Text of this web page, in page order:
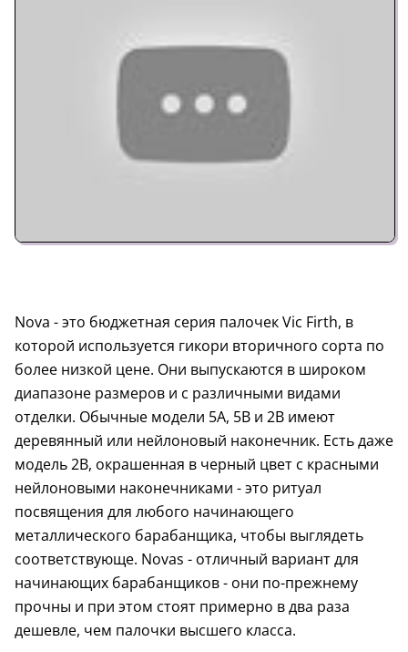
Nova - это бюджетная серия палочек Vic Firth, в
которой используется гикори вторичного сорта по
более низкой цене. Они выпускаются в широком
диапазоне размеров и с различными видами
отделки. Обычные модели 5A, 5B и 2B имеют
деревянный или нейлоновый наконечник. Есть даже
модель 2B, окрашенная в черный цвет с красными
нейлоновыми наконечниками - это ритуал
посвящения для любого начинающего
металлического барабанщика, чтобы выглядеть
соответствующе. Novas - отличный вариант для
начинающих барабанщиков - они по-прежнему
прочны и при этом стоят примерно в два раза
дешевле, чем палочки высшего класса.